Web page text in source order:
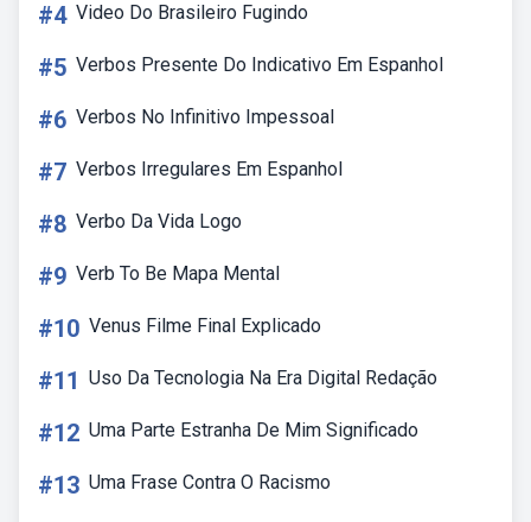
#4 Video Do Brasileiro Fugindo
#5 Verbos Presente Do Indicativo Em Espanhol
#6 Verbos No Infinitivo Impessoal
#7 Verbos Irregulares Em Espanhol
#8 Verbo Da Vida Logo
#9 Verb To Be Mapa Mental
#10 Venus Filme Final Explicado
#11 Uso Da Tecnologia Na Era Digital Redação
#12 Uma Parte Estranha De Mim Significado
#13 Uma Frase Contra O Racismo